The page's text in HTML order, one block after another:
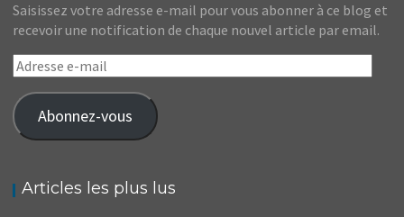
Saisissez votre adresse e-mail pour vous abonner à ce blog et
recevoir une notification de chaque nouvel article par email.
Adresse
e-
mail
Abonnez-vous
Articles les plus lus